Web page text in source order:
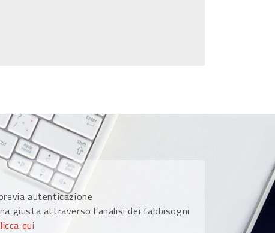
autenticazione
giusta attraverso l’analisi dei fabbisogni
qui